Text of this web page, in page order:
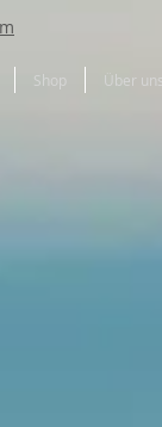
Shop Über